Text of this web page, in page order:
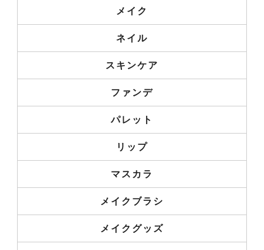
メイク
ネイル
スキンケア
ファンデ
パレット
リップ
マスカラ
メイクブラシ
メイクグッズ